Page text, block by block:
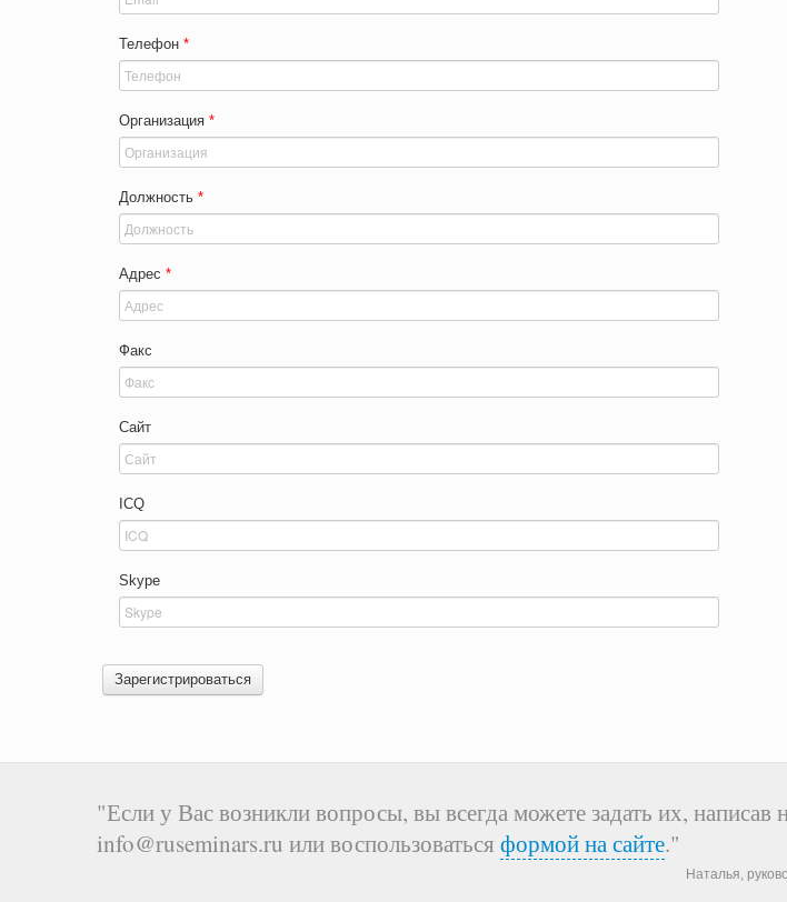
Телефон *
Организация *
Должность *
Адрес *
Факс
Сайт
ICQ
Skype
Зарегистрироваться
"Если у Вас возникли вопросы, вы всегда можете задать их, написав
info@ruseminars.ru или воспользоваться формой на сайте."
Наталья,